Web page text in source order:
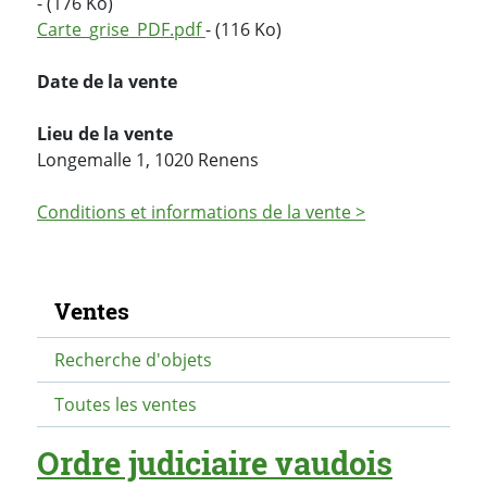
Carte_grise_PDF.pdf- (116 Ko)
Date de la vente
Lieu de la vente
Longemalle 1, 1020 Renens
Conditions et informations de la vente >
Navigation secondaire
Ventes
Recherche d'objets
Toutes les ventes
Ordre judiciaire vaudois